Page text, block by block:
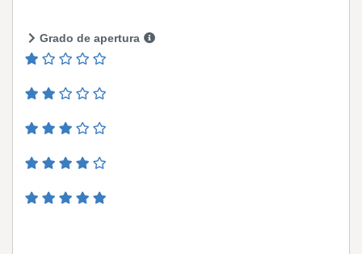
Grado de apertura